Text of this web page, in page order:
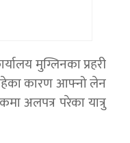
मुग्लिनका प्रहरी
कारण आफ्नो लेन
अलपत्र परेका यात्रु